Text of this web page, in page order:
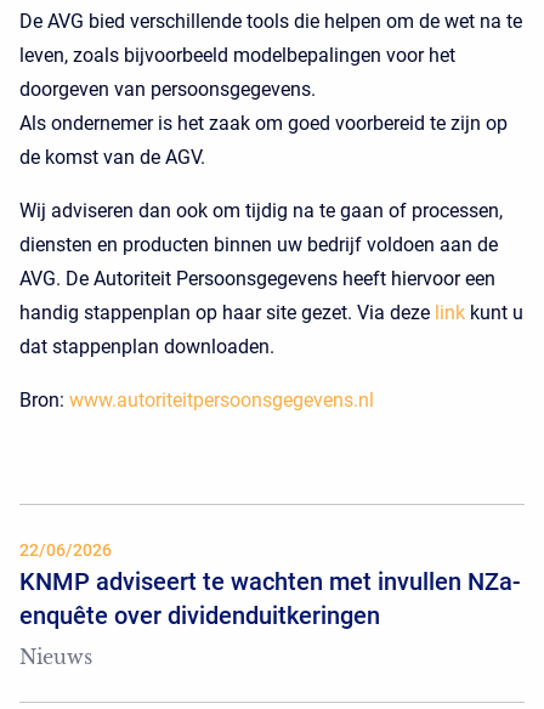
De AVG bied verschillende tools die helpen om de wet na te
leven, zoals bijvoorbeeld modelbepalingen voor het
doorgeven van persoonsgegevens.
Als ondernemer is het zaak om goed voorbereid te zijn op
de komst van de AGV.
Wij adviseren dan ook om tijdig na te gaan of processen,
diensten en producten binnen uw bedrijf voldoen aan de
AVG. De Autoriteit Persoonsgegevens heeft hiervoor een
handig stappenplan op haar site gezet. Via deze link kunt u
dat stappenplan downloaden.
Bron: www.autoriteitpersoonsgegevens.nl
22/06/2026
KNMP adviseert te wachten met invullen NZa-
enquête over dividenduitkeringen
Nieuws